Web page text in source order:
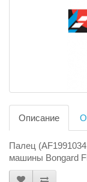
Описание
Палец
машины Bongard